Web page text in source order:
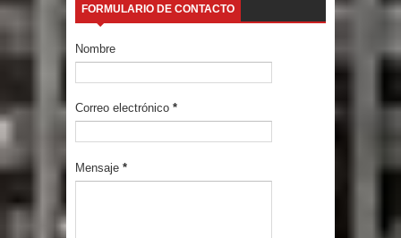
FORMULARIO DE CONTACTO
Nombre
Correo electrónico *
Mensaje *